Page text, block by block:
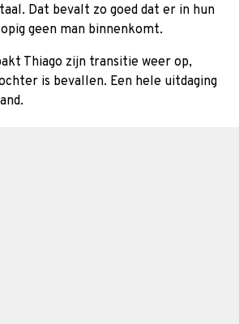
Dat bevalt zo goed dat er in hun
geen man binnenkomt.
Thiago zijn transitie weer op,
is bevallen. Een hele uitdaging